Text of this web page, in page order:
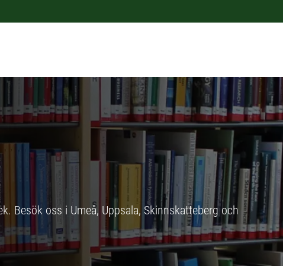
Besök oss i Umeå, Uppsala, Skinnskatteberg och